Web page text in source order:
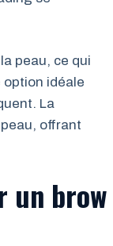
peau, ce qui
option idéale
La
offrant
un brow